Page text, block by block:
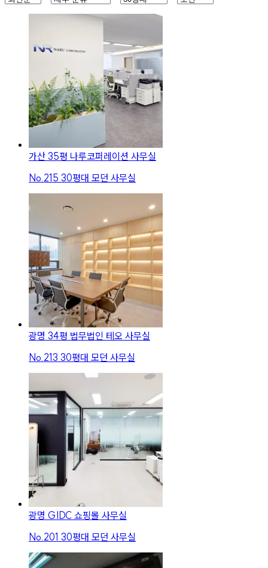
가산 35평 나루코퍼레이션 사무실
No. 215 30평대 모던 사무실
광명 34평 법무법인 테오 사무실
No. 213 30평대 모던 사무실
광명 GIDC 쇼핑몰 사무실
No. 201 30평대 모던 사무실